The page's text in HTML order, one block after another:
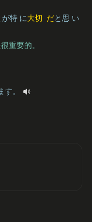
が特 に大切 だと 思 い
重要的。
す。